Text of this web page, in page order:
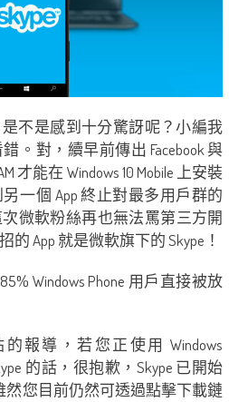
不是感到十分驚訝呢？小編我
。對，續早前傳出 Facebook 與
才能在 Windows 10 Mobile 上安裝
一個 App 終止對最多用戶群的
次微軟粉絲再也無法罵第三方開
App 就是微軟旗下的 Skype！
站的報導，若您正使用 Windows
的話，很抱歉，Skype 已開始
然您目前仍然可透過點擊下載鏈